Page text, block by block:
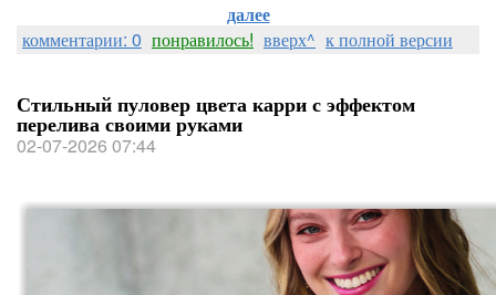
далее
комментарии: 0 понравилось! вверх^ к полной версии
Стильный пуловер цвета карри с эффектом
перелива своими руками
02-07-2026 07:44